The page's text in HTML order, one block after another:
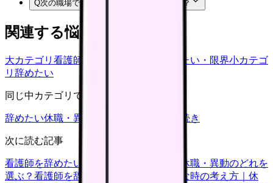
Q次の職場では何を確認すればいいですか？
関連する悩みカテゴリ
大カテゴリ 看護師の悩み 辞めたい・限界小カテゴ
リ 辞めたい
同じ中カテゴリで見る
辞めたい休職・異動 退職手続き
次に読む記事
看護師を辞めたい時の判断基準｜転職・休職・異動のどれを
選ぶ？ 看護師を辞めたいけどお金が不安な時の考え方｜休